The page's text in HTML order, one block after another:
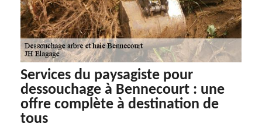
Services du paysagiste pour
dessouchage à Bennecourt : une
offre complète à destination de
tous